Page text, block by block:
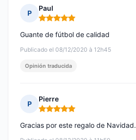
P
Paul
Nota: 5 de 5
Publicado el 08/12/2020 à 12h45
Guante de fútbol de calidad
Opinión traducida
P
Pierre
Nota: 5 de 5
Gracias por este regalo de Navidad.